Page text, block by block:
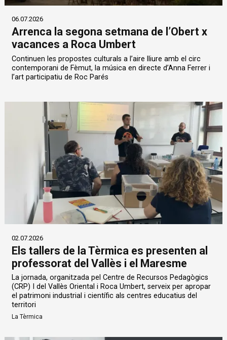
06.07.2026
Arrenca la segona setmana de l’Obert x
vacances a Roca Umbert
Continuen les propostes culturals a l’aire lliure amb el circ
contemporani de Fèmut, la música en directe d’Anna Ferrer i
l’art participatiu de Roc Parés
02.07.2026
Els tallers de la Tèrmica es presenten al
professorat del Vallès i el Maresme
La jornada, organitzada pel Centre de Recursos Pedagògics
(CRP) I del Vallès Oriental i Roca Umbert, serveix per apropar
el patrimoni industrial i científic als centres educatius del
territori
La Tèrmica